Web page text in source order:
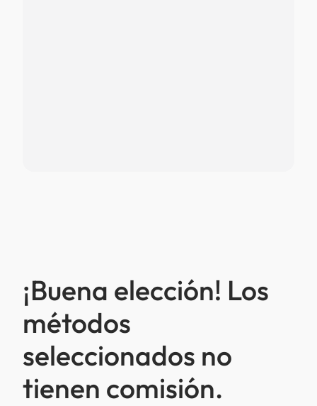
¡Buena elección! Los
métodos
seleccionados no
tienen comisión.